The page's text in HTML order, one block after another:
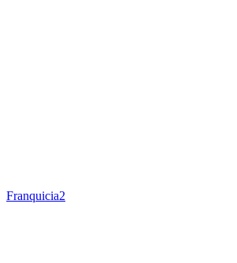
Franquicia2